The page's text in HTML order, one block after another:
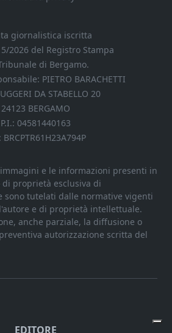
giornalistica iscritta
2026 del Registro Stampa
di Bergamo.
PIETRO BARACHETTI
DA STABELLO 20
24123 BERGAMO
P.I.: 04581440163
BRCPTR61H23A794P
e le informazioni presenti in
proprietà esclusiva di
sono tutelati dalle normative vigenti
e di proprietà intellettuale.
anche parziale, la diffusione o
autorizzazione scritta del
EDITORE